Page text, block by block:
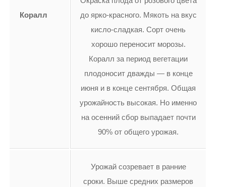
Коралл
до ярко-красного. Мякоть на вкус
кисло-сладкая. Сорт очень
хорошо переносит морозы.
Коралл за период вегетации
плодоносит дважды — в конце
июня и в конце сентября. Общая
урожайность высокая. Но именно
на осенний сбор выпадает почти
90% от общего урожая.
Урожай созревает в ранние
сроки. Выше средних размеров